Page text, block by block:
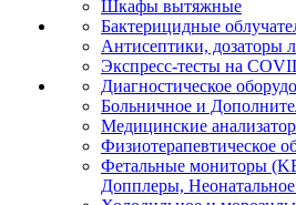
Шкафы вытяжные
Бактерицидные
Антисептики, дозаторы
Экспресс-тесты на
Диагностическое
Больничное и
Медицинские
Физиотерапевтическое
Фетальные мониторы
Допплеры,